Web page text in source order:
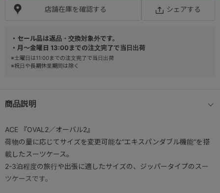
・セール品は返品・交換対象外です。
・月～金曜日 13:00までの注文完了で当日出荷
※土曜日は11:00までの注文完了で当日出荷
※祝日や長期休業期間は除く
商品説明
ACE 『OVAL2／オーバル2』
荷物の量に応じてサイズを変更可能な“エキスパンダブル機能”を搭
載したスーツケース。
2-3泊程度の旅行や出張に適したサイズの、ジッパータイプのスー
ツケースです。
店舗在庫を確認する シェアする